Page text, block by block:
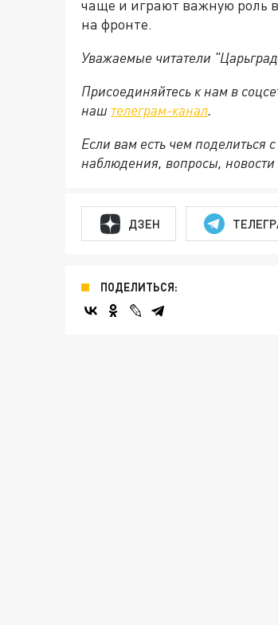
чаще и играют важную роль
на фронте.
Уважаемые читатели
Присоединяйтесь к нам в
наш телеграм-канал.
Если вам есть чем поделиться
наблюдения, вопросы, новости
ДЗЕН
ПОДЕЛИТЬСЯ: